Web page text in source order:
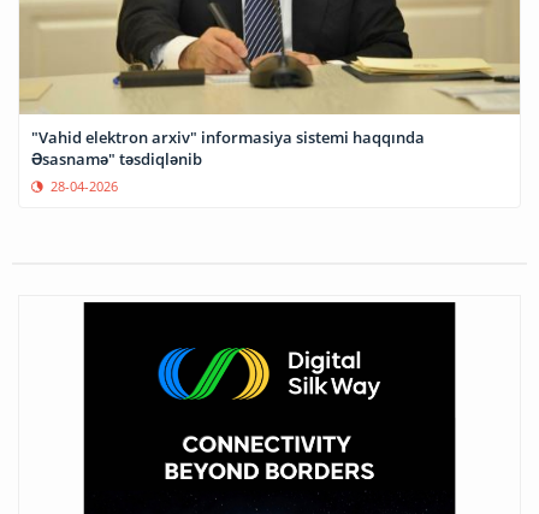
"Vahid elektron arxiv" informasiya sistemi haqqında
Əsasnamə" təsdiqlənib
28-04-2026